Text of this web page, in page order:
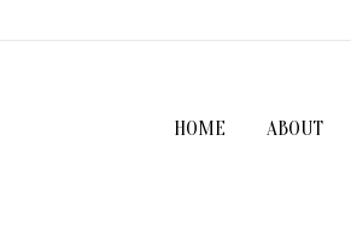
HOME ABOUT